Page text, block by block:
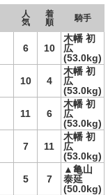
人
気
着
順
騎手
6 10
木幡 初
広
(53.0kg)
10 4
木幡 初
広
(53.0kg)
11 6
木幡 初
広
(53.0kg)
7 11
木幡 初
広
(53.0kg)
5 7
▲亀山
泰延
(50.0kg)